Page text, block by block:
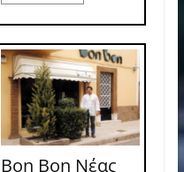
Bon Bon Νέας